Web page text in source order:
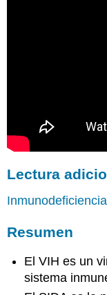
Lectura
Inmunodeficiencia
Resumen
El VIH es un
sistema